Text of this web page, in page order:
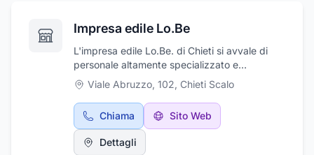
Impresa edile Lo.Be
L'impresa edile Lo.Be. di Chieti si avvale di
personale altamente specializzato e
qualificato per l'esecuzione di lavori di
muratura per esterni ed interni, realizzazione
di strutture in cartongesso, tinteggiatura per
interni ed esterni e molto altro ancora.
L’impresa è a disposizione anche per restauro
serramenti sia interni sia esterni, realizzazione
Viale Abruzzo, 102, Chieti Scalo
Chiama Sito Web
Dettagli